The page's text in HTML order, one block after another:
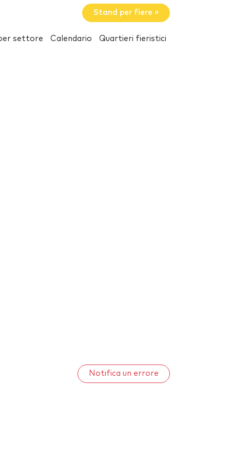
Stand per fiere »
settore Calendario Quartieri fieristici
Notifica un errore